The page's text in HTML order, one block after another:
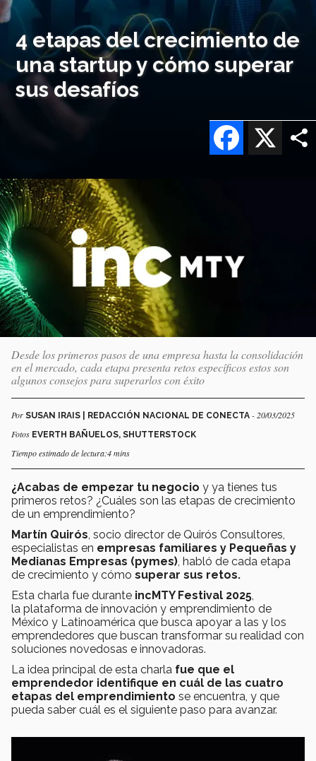
4 etapas del crecimiento de
una startup y cómo superar
sus desafíos
X
Facebook
Imagen
o
logo
Desde los primeros pasos de una empresa hasta la consolidación
en el mercado, cada etapa presenta retos específicos estos son
algunos consejos para superarlos con éxito
Por SUSAN IRAIS | REDACCIÓN NACIONAL DE CONECTA - 20/03/2025
Fotos EVERTH BAÑUELOS, SHUTTERSTOCK
Tiempo estimado de lectura:4 mins
¿Acabas de empezar tu negocio y ya tienes tus
primeros retos? ¿Cuáles son las etapas de crecimiento
de un emprendimiento?
Martín Quirós , socio director de Quirós Consultores,
especialistas en empresas familiares y Pequeñas y
Medianas Empresas (pymes) , habló de cada etapa
de crecimiento y cómo superar sus retos.
Esta charla fue durante incMTY Festival 2025
la plataforma de innovación y emprendimiento de
México y Latinoamérica que busca apoyar a las y los
emprendedores que buscan transformar su realidad con
soluciones novedosas e innovadoras.
La idea principal de esta charla fue que el
emprendedor identifique en cuál de las cuatro
etapas del emprendimiento se encuentra, y que
pueda saber cuál es el siguiente paso para avanzar.